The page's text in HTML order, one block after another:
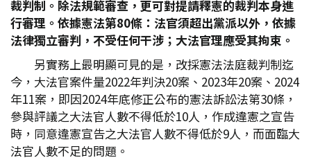
裁判制。除法規範審查，更可對提請釋憲的裁判本身進
行審理。依據憲法第80條：法官須超出黨派以外，依據
法律獨立審判，不受任何干涉；大法官理應受其拘束。
另實務上最明顯可見的是，改採憲法法庭裁判制迄
今，大法官案件量2022年判決20案、2023年20案、2024
年11案，即因2024年底修正公布的憲法訴訟法第30條，
參與評議之大法官人數不得低於10人，作成違憲之宣告
時，同意違憲宣告之大法官人數不得低於9人，而面臨大
法官人數不足的問題。